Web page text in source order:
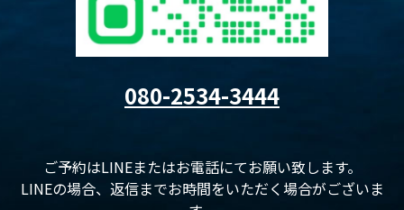
080-2534-3444
ご予約はLINEまたはお電話にてお願い致します。
LINEの場合、返信までお時間をいただく場合がございま